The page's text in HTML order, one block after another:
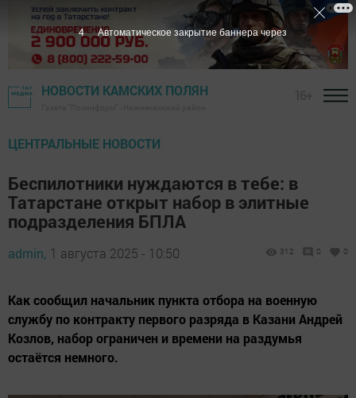
НОВОСТИ КАМСКИХ ПОЛЯН
ЦЕНТРАЛЬНЫЕ НОВОСТИ
Беспилотники нуждаются в тебе: в
Татарстане открыт набор в элитные
подразделения БПЛА
admin, 1 августа 2025 - 10:50 312 0 0
Как сообщил начальник пункта отбора на военную
службу по контракту первого разряда в Казани Андрей
Козлов, набор ограничен и времени на раздумья
остаётся немного.
3 Автоматическое закрытие баннера через